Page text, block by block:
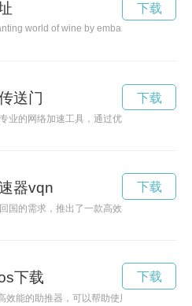
world of wine by embarking on a
下载
送门
业的网络加速工具，通过优化网络连接，
下载
器vqn
国的需求，推出了一款高效便捷的“一键回
下载
下载
效能的助推器，可以帮助使用者在各个领
下载